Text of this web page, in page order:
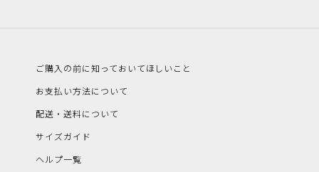
ご購入の前に知っておいてほしいこと
お支払い方法について
配送・送料について
サイズガイド
ヘルプ一覧